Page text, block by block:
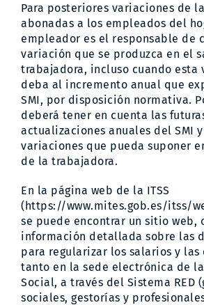
Para posteriores variaciones de
abonadas a los empleados del
empleador es el responsable de
variación que se produzca en el
trabajadora, incluso cuando esta
deba al incremento anual que
SMI, por disposición normativa.
deberá tener en cuenta las
actualizaciones anuales del SMI
variaciones que pueda suponer
de la trabajadora.
En la página web de la ITSS
(https://www.mites.gob.es/itss/
se puede encontrar un sitio web,
información detallada sobre las
para regularizar los salarios y las
tanto en la sede electrónica de
Social, a través del Sistema RED
sociales, gestorías y